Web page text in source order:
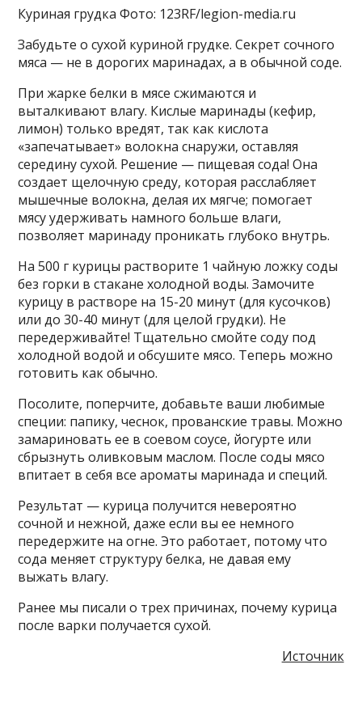
Куриная грудка Фото: 123RF/legion-media.ru
Забудьте о сухой куриной грудке. Секрет сочного
мяса — не в дорогих маринадах, а в обычной соде.
При жарке белки в мясе сжимаются и
выталкивают влагу. Кислые маринады (кефир,
лимон) только вредят, так как кислота
«запечатывает» волокна снаружи, оставляя
середину сухой. Решение — пищевая сода! Она
создает щелочную среду, которая расслабляет
мышечные волокна, делая их мягче; помогает
мясу удерживать намного больше влаги,
позволяет маринаду проникать глубоко внутрь.
На 500 г курицы растворите 1 чайную ложку соды
без горки в стакане холодной воды. Замочите
курицу в растворе на 15-20 минут (для кусочков)
или до 30-40 минут (для целой грудки). Не
передерживайте! Тщательно смойте соду под
холодной водой и обсушите мясо. Теперь можно
готовить как обычно.
Посолите, поперчите, добавьте ваши любимые
специи: папику, чеснок, прованские травы. Можно
замариновать ее в соевом соусе, йогурте или
сбрызнуть оливковым маслом. После соды мясо
впитает в себя все ароматы маринада и специй.
Результат — курица получится невероятно
сочной и нежной, даже если вы ее немного
передержите на огне. Это работает, потому что
сода меняет структуру белка, не давая ему
выжать влагу.
Ранее мы писали о трех причинах, почему курица
после варки получается сухой.
Источник